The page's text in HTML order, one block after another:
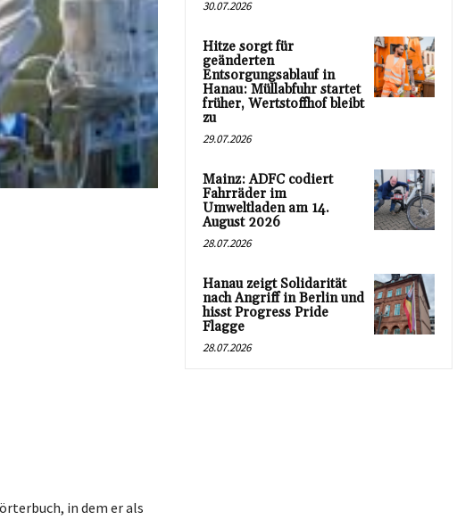
in dem er als
30.07.2026
Hitze sorgt für
geänderten
Entsorgungsablauf in
Hanau: Müllabfuhr startet
früher, Wertstoffhof bleibt
zu
29.07.2026
Mainz: ADFC codiert
Fahrräder im
Umweltladen am 14.
August 2026
28.07.2026
Hanau zeigt Solidarität
nach Angriff in Berlin und
hisst Progress Pride
Flagge
28.07.2026